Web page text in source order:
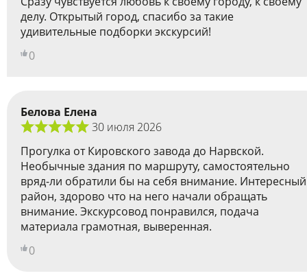
делу. Открытый город, спасибо за такие
удивительные подборки экскурсий!
0
Белова Елена
30 июля 2026
Прогулка от Кировского завода до Нарвской.
Необычные здания по маршруту, самостоятельно
вряд-ли обратили бы на себя внимание. Интересный
район, здорово что на него начали обращать
внимание. Экскурсовод понравился, подача
материала грамотная, выверенная.
0